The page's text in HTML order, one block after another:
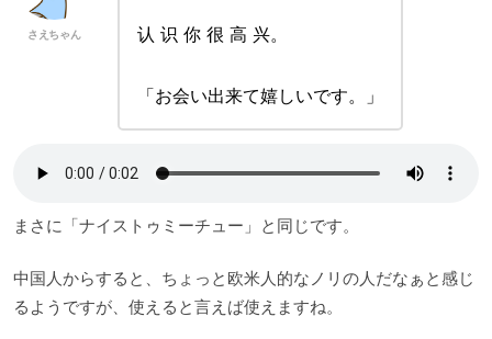
さえちゃん 认 识 你 很 高 兴。
「お会い出来て嬉しいです。」
まさに「ナイストゥミーチュー」と同じです。
中国人からすると、ちょっと欧米人的なノリの人だなぁと感じ
るようですが、使えると言えば使えますね。